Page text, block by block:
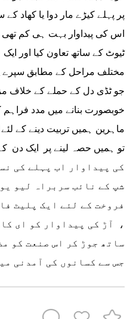
پر پہلے کیڑے مار دوا یا کھاد کے
ٹیوٹ کے ساتھ تعاون کیا اور
مختلف مراحل کے مطابق سپرے
جو ٹڈی دل کے حملے کے خلاف
خوبصورت بنانے میں مدد
ماہرین ہمیں تربیت دینے کے
کی پیداوار اب پہلے کی
شپ کے نائب سربراہ لیو
فروخت کے لئے ایک پلیٹ
، آڑ کی پیداوار کو ای
ساتھ جوڑ کر اس صنعت کو
جس سے کسانوں کی آمدنی